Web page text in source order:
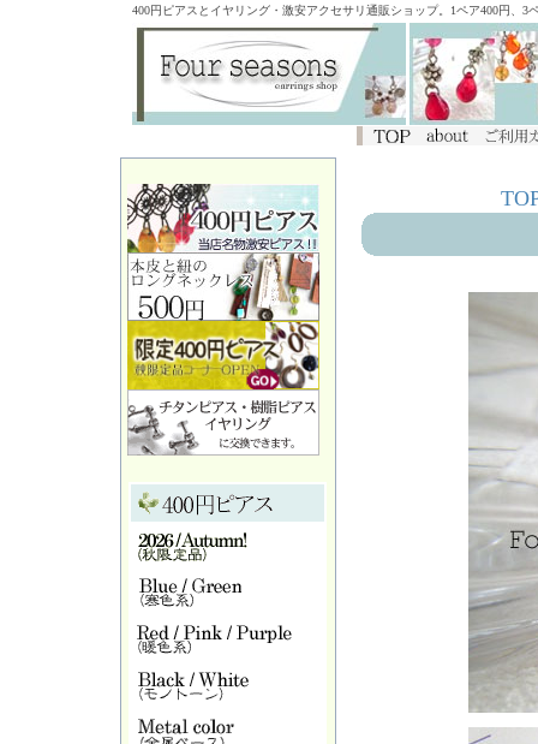
400円ピアスとイヤリング・激安アクセサリ通販ショップ。1ペア400円、